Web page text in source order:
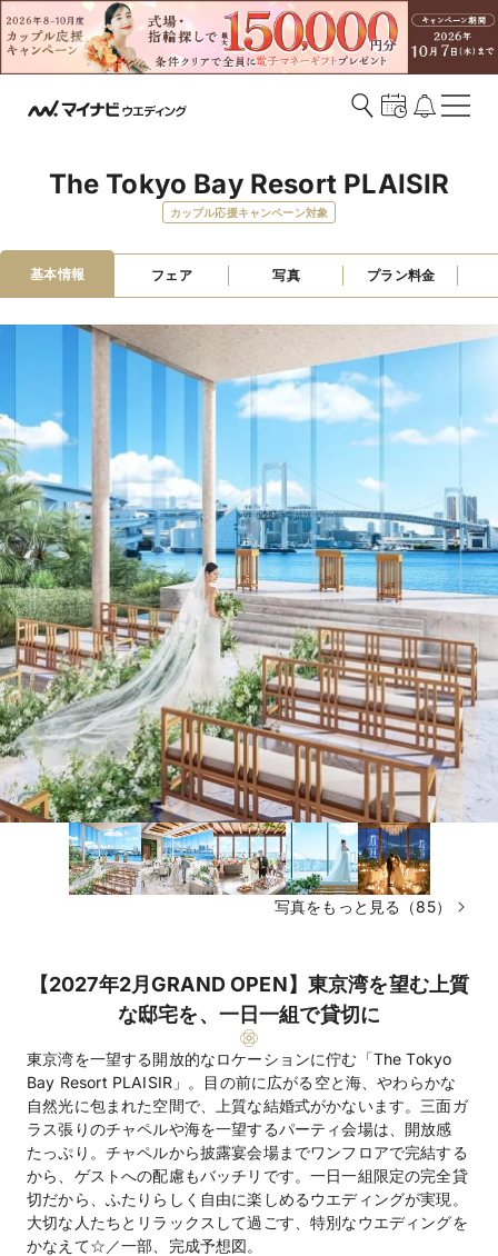
The Tokyo Bay Resort PLAISIR
カップル応援キャンペーン対象
基本情報 フェア 写真 プラン料金
写真をもっと見る（85）
【2027年2月GRAND OPEN】東京湾を望む上質
な邸宅を、一日一組で貸切に
東京湾を一望する開放的なロケーションに佇む「The Tokyo
Bay Resort PLAISIR」。目の前に広がる空と海、やわらかな
自然光に包まれた空間で、上質な結婚式がかないます。三面ガ
ラス張りのチャペルや海を一望するパーティ会場は、開放感
たっぷり。チャペルから披露宴会場までワンフロアで完結する
から、ゲストへの配慮もバッチリです。一日一組限定の完全貸
切だから、ふたりらしく自由に楽しめるウエディングが実現。
大切な人たちとリラックスして過ごす、特別なウエディングを
かなえて☆／一部、完成予想図。